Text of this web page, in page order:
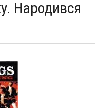
Народився